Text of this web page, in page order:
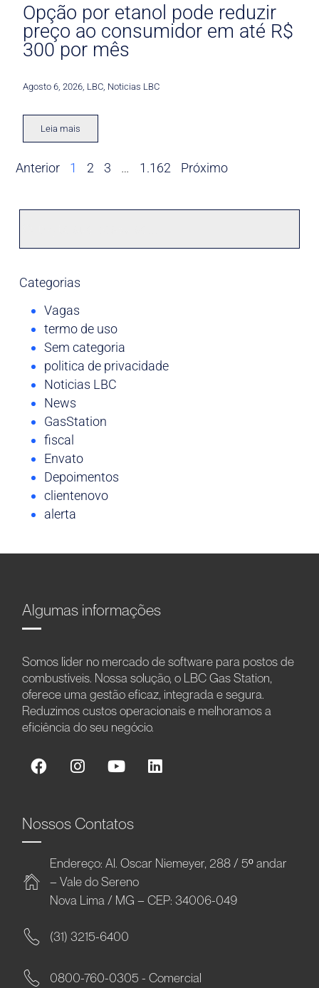
Opção por etanol pode reduzir
preço ao consumidor em até R$
300 por mês
Agosto 6, 2026 LBC Noticias LBC
Leia mais
Anterior 1 2 3 … 1.162 Próximo
Categorias
Vagas
termo de uso
Sem categoria
politica de privacidade
Noticias LBC
News
GasStation
fiscal
Envato
Depoimentos
clientenovo
alerta
Algumas informações
Somos líder no mercado de software para postos de
combustíveis. Nossa solução, o LBC Gas Station,
oferece uma gestão eficaz, integrada e segura.
Reduzimos custos operacionais e melhoramos a
eficiência do seu negócio.
Nossos Contatos
Endereço: Al. Oscar Niemeyer, 288 / 5º andar
– Vale do Sereno
Nova Lima / MG – CEP: 34006-049
(31) 3215-6400
0800-760-0305 - Comercial